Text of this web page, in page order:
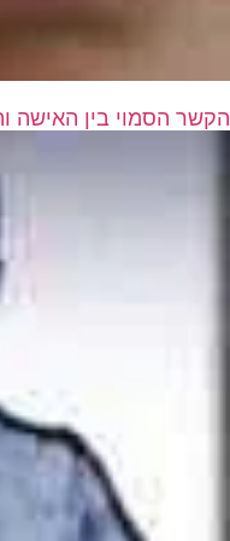
הקשר הסמוי בין האישה